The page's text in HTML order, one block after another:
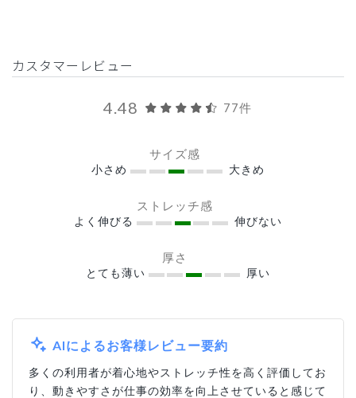
カスタマーレビュー
4.48 77件
サイズ感
小さめ 大きめ
ストレッチ感
よく伸びる 伸びない
厚さ
とても薄い 厚い
AIによるお客様レビュー要約
多くの利用者が着心地やストレッチ性を高く評価してお
り、動きやすさが仕事の効率を向上させていると感じて